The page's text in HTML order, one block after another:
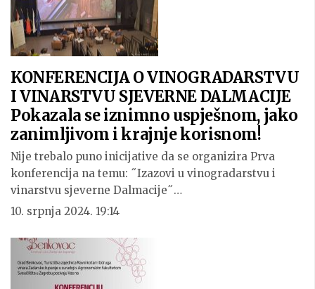
KONFERENCIJA O VINOGRADARSTVU
I VINARSTVU SJEVERNE DALMACIJE
Pokazala se iznimno uspješnom, jako
zanimljivom i krajnje korisnom!
Nije trebalo puno inicijative da se organizira Prva
konferencija na temu: ˝Izazovi u vinogradarstvu i
vinarstvu sjeverne Dalmacije˝…
10. srpnja 2024. 19:14